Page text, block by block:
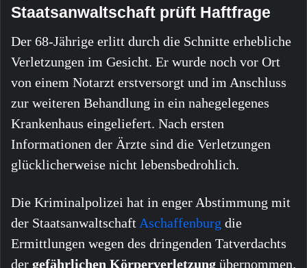
Staatsanwaltschaft prüft Haftfrage
Der 68-Jährige erlitt durch die Schnitte erhebliche
Verletzungen im Gesicht. Er wurde noch vor Ort
von einem Notarzt erstversorgt und im Anschluss
zur weiteren Behandlung in ein nahegelegenes
Krankenhaus eingeliefert. Nach ersten
Informationen der Ärzte sind die Verletzungen
glücklicherweise nicht lebensbedrohlich.
Die Kriminalpolizei hat in enger Abstimmung mit
der Staatsanwaltschaft Aschaffenburg die
Ermittlungen wegen des dringenden Tatverdachts
der gefährlichen Körperverletzung übernommen.